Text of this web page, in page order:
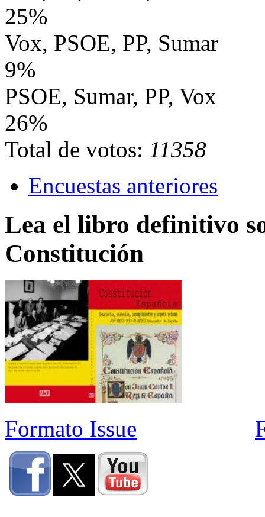
25%
Vox, PSOE, PP, Sumar
9%
PSOE, Sumar, PP, Vox
26%
Total de votos: 11358
Encuestas anteriores
Lea el libro definitivo
Constitución
Formato Issue